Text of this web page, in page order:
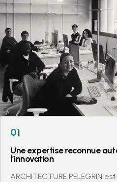
Nos Valeurs
01
Une expertise reconnue
l’innovation
ARCHITECTURE PELEGRIN